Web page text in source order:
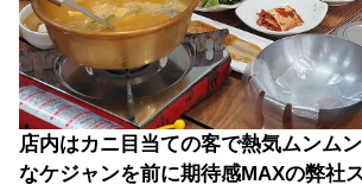
店内はカニ目当ての客で熱気ムンム
なケジャンを前に期待感MAXの弊社ス